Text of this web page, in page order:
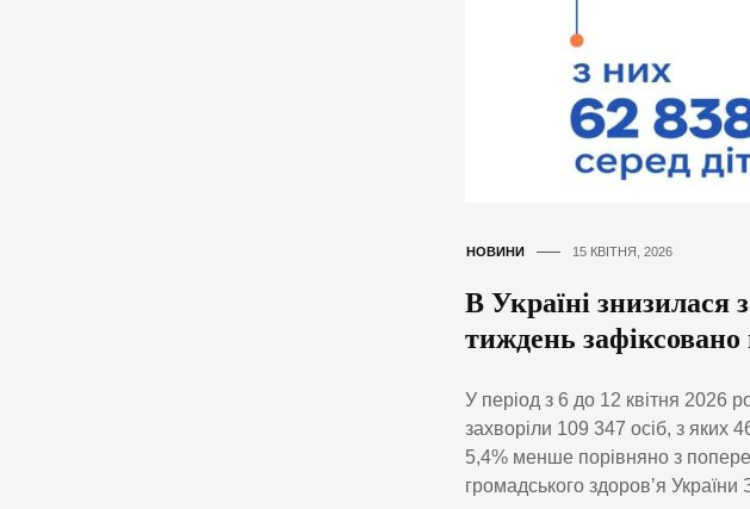
НОВИНИ 15 КВІТНЯ, 2026
В Україні знизилася
тиждень
У період з 6 до 12 квітня 2026
захворіли 109 347 осіб, з яких
5,4% менше порівняно з
громадського здоровʼя України